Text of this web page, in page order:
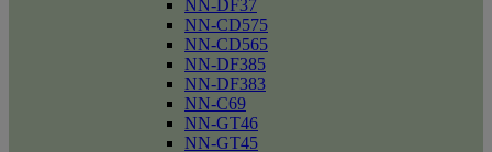
NN-DF37
NN-CD575
NN-CD565
NN-DF385
NN-DF383
NN-C69
NN-GT46
NN-GT45